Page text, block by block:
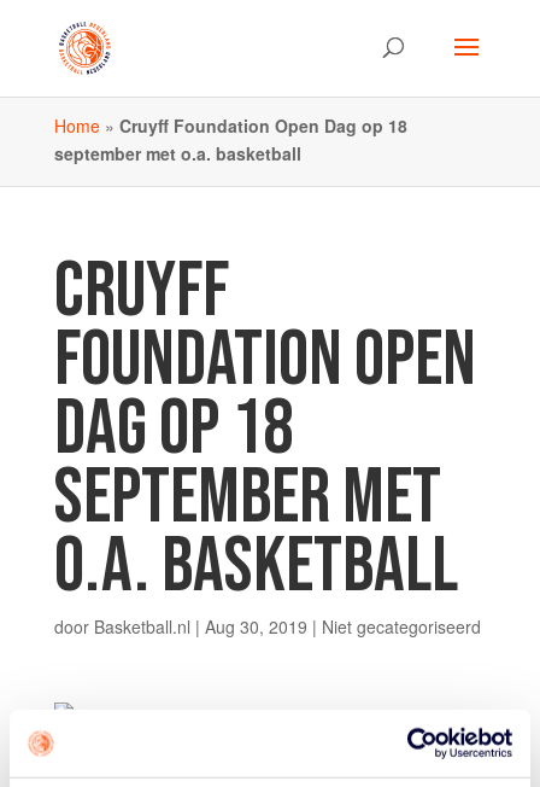
Home» Cruyff Foundation Open Dag op 18
september met o.a. basketball
CRUYFF
FOUNDATION OPEN
DAG OP 18
SEPTEMBER MET
O.A. BASKETBALL
door Basketball.nl | Aug 30, 2019 | Niet gecategoriseerd